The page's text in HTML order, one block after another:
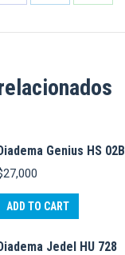
Genius HS 02B
27,000
ADD TO CART
Jedel HU 728